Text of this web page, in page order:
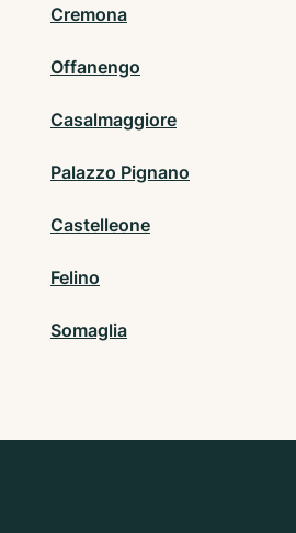
Cremona
Offanengo
Casalmaggiore
Palazzo Pignano
Castelleone
Felino
Somaglia